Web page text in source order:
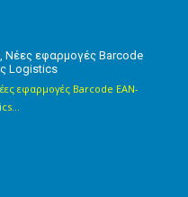
Νέες εφαρμογές Barcode
Logistics
εφαρμογές Barcode EAN-